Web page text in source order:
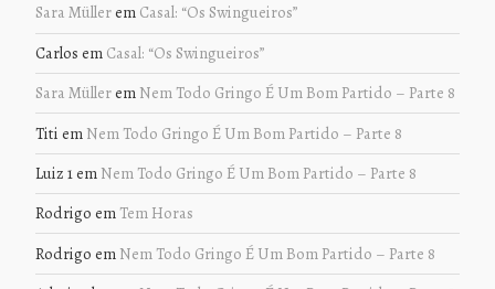
Sara Müllerem Casal: “Os Swingueiros”
Carlos em Casal: “Os Swingueiros”
Sara Müllerem Nem Todo Gringo É Um Bom Partido – Parte 8
Titi em Nem Todo Gringo É Um Bom Partido – Parte 8
Luiz 1em Nem Todo Gringo É Um Bom Partido – Parte 8
Rodrigo em Tem Horas
Rodrigo em Nem Todo Gringo É Um Bom Partido – Parte 8